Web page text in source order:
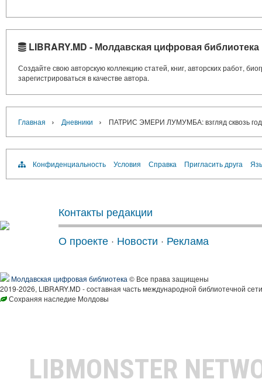
LIBRARY.MD - Молдавская цифровая библиотека
Создайте свою авторскую коллекцию статей, книг, авторских работ,
зарегистрироваться в качестве автора.
Главная › Дневники › ПАТРИС ЭМЕРИ ЛУМУМБА: взгляд сквозь
Конфиденциальность Условия Справка Пригласить друга
Контакты редакции
О проекте · Новости · Реклама
Молдавская цифровая библиотека © Все права защищены
2019-2026, LIBRARY.MD - составная часть международной библиотечной
Сохраняя наследие Молдовы
LIBMONSTER